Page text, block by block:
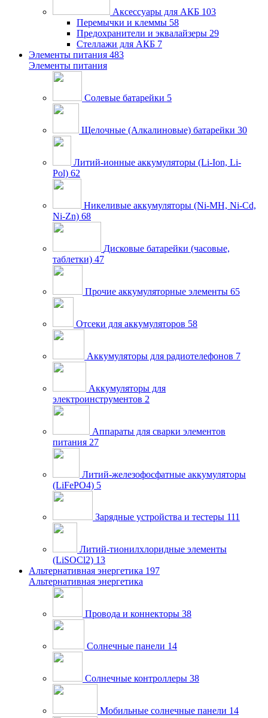
Аксессуары для АКБ 103
Перемычки и клеммы 58
Предохранители и эквалайзеры 29
Стеллажи для АКБ 7
Элементы питания 483
Элементы питания
Солевые батарейки 5
Щелочные (Алкалиновые) батарейки 30
Литий-ионные аккумуляторы (Li-Ion, Li-
Pol) 62
Никеливые аккумуляторы (Ni-MH, Ni-Cd,
Ni-Zn) 68
Дисковые батарейки (часовые,
таблетки) 47
Прочие аккумуляторные элементы 65
Отсеки для аккумуляторов 58
Аккумуляторы для радиотелефонов 7
Аккумуляторы для
электроинструментов 2
Аппараты для сварки элементов
питания 27
Литий-железофосфатные аккумуляторы
(LiFePO4) 5
Зарядные устройства и тестеры 111
Литий-тионилхлоридные элементы
(LiSOCl2) 13
Альтернативная энергетика 197
Альтернативная энергетика
Провода и коннекторы 38
Солнечные панели 14
Солнечные контроллеры 38
Мобильные солнечные панели 14